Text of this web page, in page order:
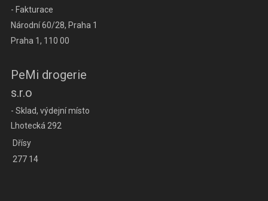
- Fakturace
Národní 60/28, Praha 1
Praha 1, 110 00
PeMi drogerie
s.r.o
- Sklad, výdejní místo
Lhotecká 292
Dřísy
277 14